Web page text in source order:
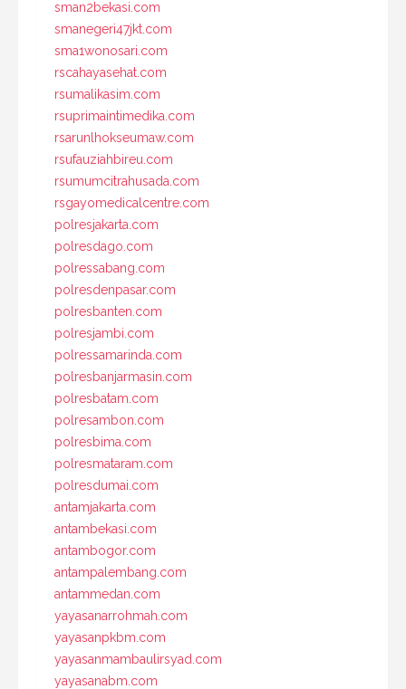
sman2bekasi.com
smanegeri47jkt.com
sma1wonosari.com
rscahayasehat.com
rsumalikasim.com
rsuprimaintimedika.com
rsarunlhokseumaw.com
rsufauziahbireu.com
rsumumcitrahusada.com
rsgayomedicalcentre.com
polresjakarta.com
polresdago.com
polressabang.com
polresdenpasar.com
polresbanten.com
polresjambi.com
polressamarinda.com
polresbanjarmasin.com
polresbatam.com
polresambon.com
polresbima.com
polresmataram.com
polresdumai.com
antamjakarta.com
antambekasi.com
antambogor.com
antampalembang.com
antammedan.com
yayasanarrohmah.com
yayasanpkbm.com
yayasanmambaulirsyad.com
yayasanabm.com